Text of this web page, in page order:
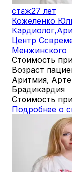
стаж27 лет
Кожеленко
Кардиолог,
Центр
Менжинского
Стоимость
Возраст
Аритмия,
Брадикардия
Стоимость
Подробнее о